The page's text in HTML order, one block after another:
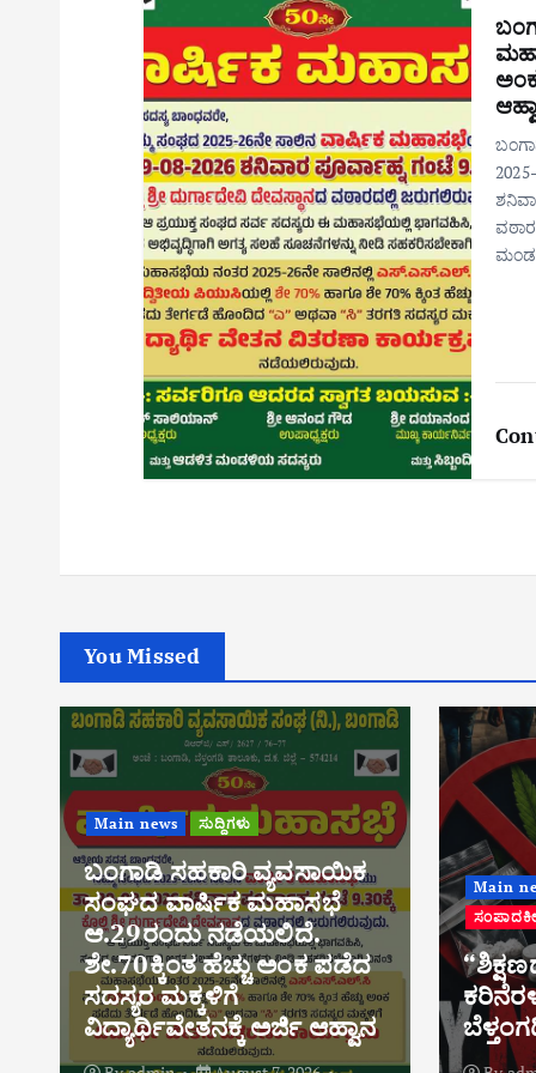
You Missed
Main news ಅಂಕಣ
ಅಪರಾಧ ಸುದ್ದಿಗಳು
ಸಂಪಾದಕೀಯ
ಸುದ್ದಿಗಳು
“ಶಿಕ್ಷಣದ ಹೆಮ್ಮೆಗೆ ಡ್ರಗ್ಸ್
ಕರಿನೆರಳು: ಎಚ್ಚೆತ್ತುಕೊಳ್ಳಬೇಕಿದೆ
ಬೆಳ್ತಂಗಡಿಯ ಜನತೆ!!!”
Main
ಶ್ರೀ
ಉಚಿತ